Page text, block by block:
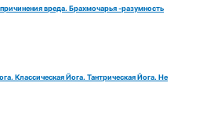
вреда. Брахмочарья -разумность
Классическая Йога. Тантрическая Йога. Не